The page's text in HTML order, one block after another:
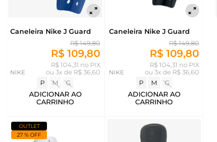
Caneleira Nike J Guard
R$ 149,80
R$ 109,80
R$ 104,31 no PIX
ou 3x de R$ 36,60
NIKE
P
M G
ADICIONAR AO
CARRINHO
Caneleira Nike J Guard
R$ 149,80
R$ 109,80
R$ 104,31 no PIX
ou 3x de R$ 36,60
NIKE
P
M G
ADICIONAR AO
CARRINHO
OUTLET
27 % OFF